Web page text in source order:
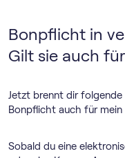
Bonpflicht in
Gilt sie auch
Jetzt brennt dir folgende
Bonpflicht auch für mein
Sobald du eine